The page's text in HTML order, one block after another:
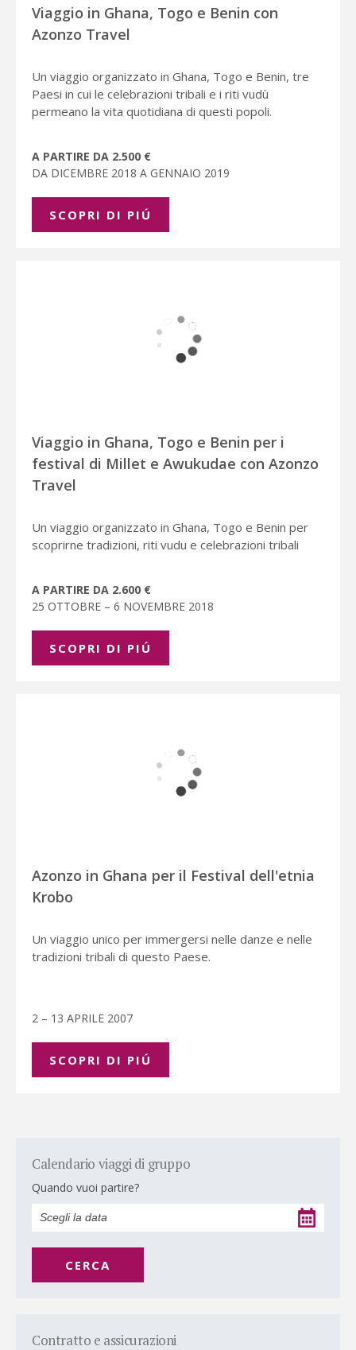
Viaggio in Ghana, Togo e Benin con
Azonzo Travel
Un viaggio organizzato in Ghana, Togo e Benin, tre
Paesi in cui le celebrazioni tribali e i riti vudù
permeano la vita quotidiana di questi popoli.
A PARTIRE DA 2.500 €
DA DICEMBRE 2018 A GENNAIO 2019
SCOPRI DI PIÚ
Viaggio in Ghana, Togo e Benin per i
festival di Millet e Awukudae con Azonzo
Travel
Un viaggio organizzato in Ghana, Togo e Benin per
scoprirne tradizioni, riti vudu e celebrazioni tribali
A PARTIRE DA 2.600 €
25 OTTOBRE – 6 NOVEMBRE 2018
SCOPRI DI PIÚ
Azonzo in Ghana per il Festival dell'etnia
Krobo
Un viaggio unico per immergersi nelle danze e nelle
tradizioni tribali di questo Paese.
2 – 13 APRILE 2007
SCOPRI DI PIÚ
Calendario viaggi di gruppo
Quando vuoi partire?
CERCA
Contratto e assicurazioni